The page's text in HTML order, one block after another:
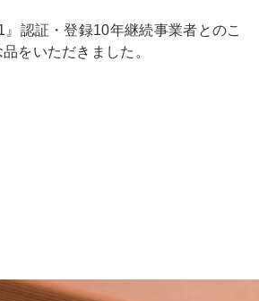
』認証・登録10年継続事業者とのこ
をいただきました。